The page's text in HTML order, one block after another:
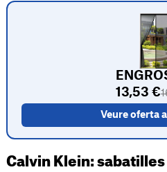
13,53 €
Veure oferta
Calvin Klein: sabatilles